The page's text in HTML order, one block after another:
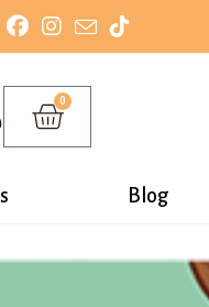
0
Blog